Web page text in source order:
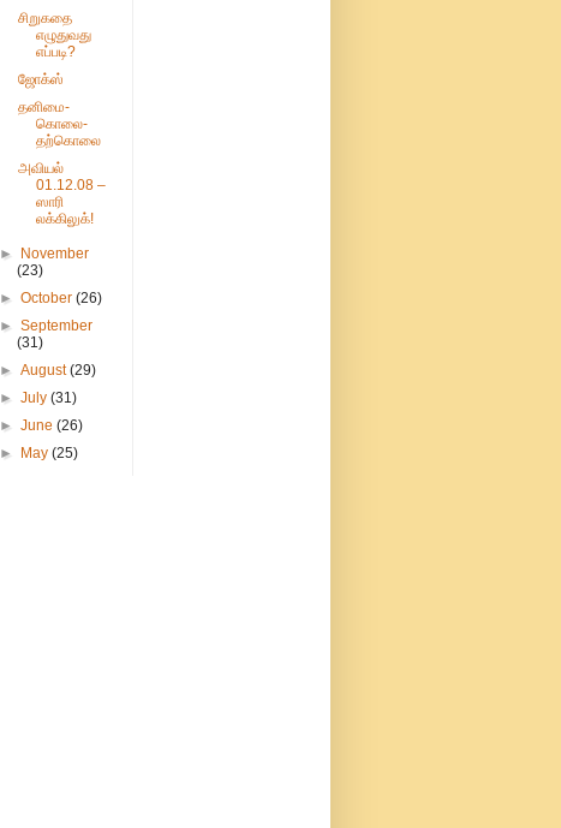
சிறுகதை
எழுதுவது
எப்படி?
ஜோக்ஸ்
தனிமை-
கொலை-
தற்கொலை
அவியல்
01.12.08 –
ஸாரி
லக்கிலுக்!
►
November
(23)
►October(26)
►September
(31)
►August(29)
►July(31)
►June(26)
►
May(25)